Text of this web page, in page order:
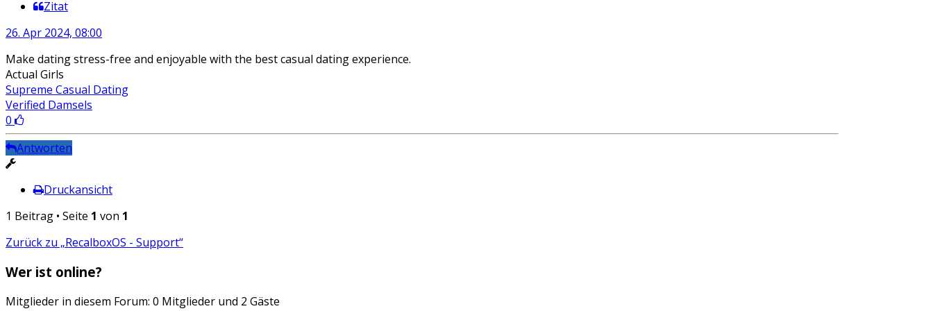
Zitat
26. Apr 2024, 08:00
Make dating stress-free and enjoyable with the best casual dating experience.
Actual Girls
Supreme Сasual Dating
Verified Damsels
0
Antworten
Druckansicht
1 Beitrag • Seite 1 von 1
Zurück zu „RecalboxOS - Support“
Wer ist online?
Mitglieder in diesem Forum: 0 Mitglieder und 2 Gäste